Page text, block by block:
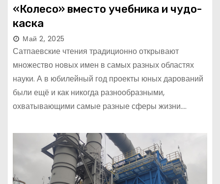
«Колесо» вместо учебника и чудо-
каска
Май 2, 2025
Сатпаевские чтения традиционно открывают
множество новых имен в самых разных областях
науки. А в юбилейный год проекты юных дарований
были ещё и как никогда разнообразными,
охватывающими самые разные сферы жизни.…